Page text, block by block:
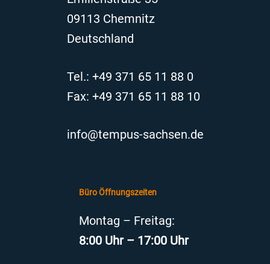
09113 Chemnitz
Deutschland
Tel.: +49 371 65 11 88 0
Fax: +49 371 65 11 88 10
info@tempus-sachsen.de
Büro Öffnungszeiten
Montag – Freitag:
8:00 Uhr – 17:00 Uhr